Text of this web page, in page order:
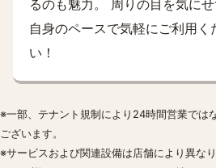
るのも魅力。 周りの目を気に
自身のペースで気軽にご利用く
い！
※一部、テナント規制により24時間営業では
ございます。
※サービスおよび関連設備は店舗により異な